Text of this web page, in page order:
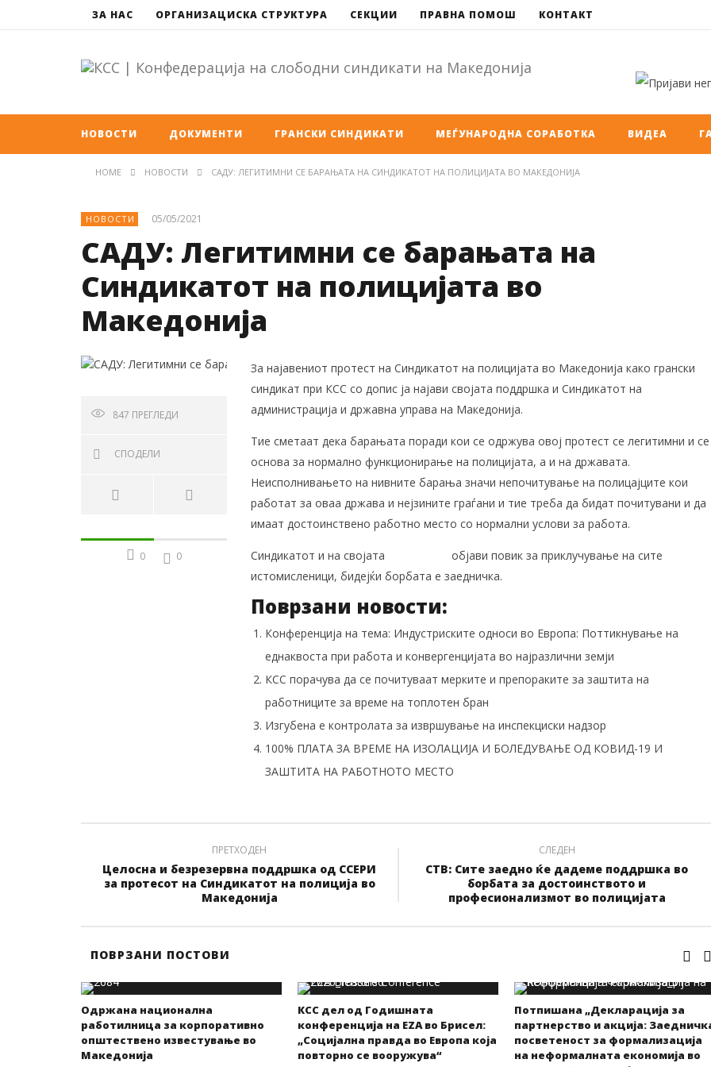
ЗА НАС ОРГАНИЗАЦИСКА СТРУКТУРА СЕКЦИИ ПРАВНА ПОМОШ КОНТАКТ
НОВОСТИ ДОКУМЕНТИ ГРАНСКИ СИНДИКАТИ МЕЃУНАРОДНА СОРАБОТКА ВИДЕА
HOME НОВОСТИ САДУ: ЛЕГИТИМНИ СЕ БАРАЊАТА НА СИНДИКАТОТ НА ПОЛИЦИЈАТА ВО МАКЕДОНИЈА
НОВОСТИ 05/05/2021
САДУ: Легитимни се барањата на
Синдикатот на полицијата во
Македонија
847 ПРЕГЛЕДИ
СПОДЕЛИ
0 0
За најавениот протест на Синдикатот на полицијата во Македонија како грански
синдикат при КСС со допис ја најави својата поддршка и Синдикатот на
администрација и државна управа на Македонија.
Тие сметаат дека барањата поради кои се одржува овој протест се легитимни и се
основа за нормално функционирање на полицијата, а и на државата.
Неисполнивањето на нивните барања значи непочитување на полицајците кои
работат за оваа држава и нејзините граѓани и тие треба да бидат почитувани и да
имаат достоинствено работно место со нормални услови за работа.
Синдикатот и на својата
објави повик за приклучување на сите
истомисленици, бидејќи борбата е заедничка.
Поврзани новости:
Конференција на тема: Индустриските односи во Европа: Поттикнување на
еднаквоста при работа и конвергенцијата во најразлични земји
КСС порачува да се почитуваат мерките и препораките за заштита на
работниците за време на топлотен бран
Изгубена е контролата за извршување на инспекциски надзор
100% ПЛАТА ЗА ВРЕМЕ НА ИЗОЛАЦИЈА И БОЛЕДУВАЊЕ ОД КОВИД-19 И
ЗАШТИТА НА РАБОТНОТО МЕСТО
ПРЕТХОДЕН
Целосна и безрезервна поддршка од ССЕРИ
за протесот на Синдикатот на полиција во
Македонија
СЛЕДЕН
СТВ: Сите заедно ќе дадеме поддршка во
борбата за достоинството и
професионализмот во полицијата
ПОВРЗАНИ ПОСТОВИ
Одржана национална
работилница за корпоративно
општествено известување во
Македонија
КСС дел од Годишната
конференција на EZA во Брисел:
„Социјална правда во Европа која
повторно се вооружува“
Потпишана „Декларација за
партнерство и акција:
посветеност за формализација
на неформалната економија во